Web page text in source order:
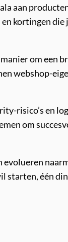
aan
kortingen die
om een
webshop-
risico’s en
om
starten, één